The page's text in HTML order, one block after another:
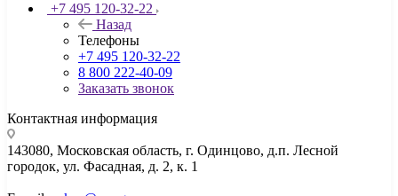
+7 495 120-32-22
Назад
Телефоны
+7 495 120-32-22
8 800 222-40-09
Заказать звонок
Контактная информация
143080, Mосковская область, г. Одинцово, д.п. Лесной
городок, ул. Фасадная, д. 2, к. 1